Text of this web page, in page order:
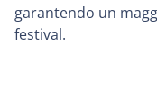
garantendo un
festival.